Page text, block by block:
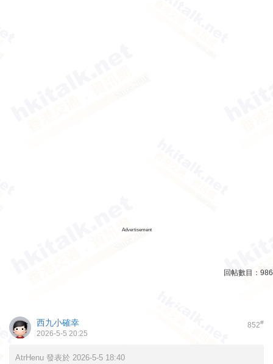
Advertisement
回帖數目： 986
852#
西九小確幸
2026-5-5 20:25
AtrHenu 發表於 2026-5-5 18:40